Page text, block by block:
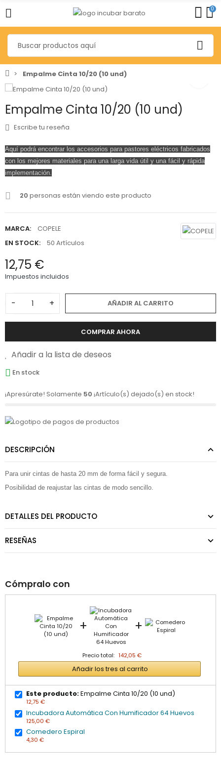
0
Empalme Cinta 10/20 (10 und)
Empalme Cinta 10/20 (10 und)
Escribe tu reseña
Aquí podrá encontrar los accesorios para pastores eléctricos fabricados
con los mejores materiales para una larga vida útil y una fácil y rápida
implementación.
20 personas están viendo este producto
MARCA:
COPELE
EN STOCK:
50 Artículos
12,75 €
Impuestos incluidos
- + AÑADIR AL CARRITO
COMPRAR AHORA
Añadir a la lista de deseos
En stock
¡Apresúrate! Solamente 50 ¡Artículo(s) dejado(s) en stock!
DESCRIPCIÓN
Para unir cintas de hasta 20 mm de forma fácil y segura.
Posibilidad de reajustar las cintas de modo sencillo.
DETALLES DEL PRODUCTO
RESEÑAS
Cómpralo con
+ +
Precio total: 142,05 €
Añadir los tres al carrito
Este producto:Empalme Cinta 10/20 (10 und)
12,75 €
Incubadora Automática Con Humificador 64 Huevos
125,00 €
Comedero Espiral
4,30 €